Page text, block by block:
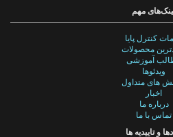
مهم
کنترل پایا
محصولات
آموزشی
ویدئوها
های متداول
اخبار
درباره ما
تماس با ما
و تاییدیه ها